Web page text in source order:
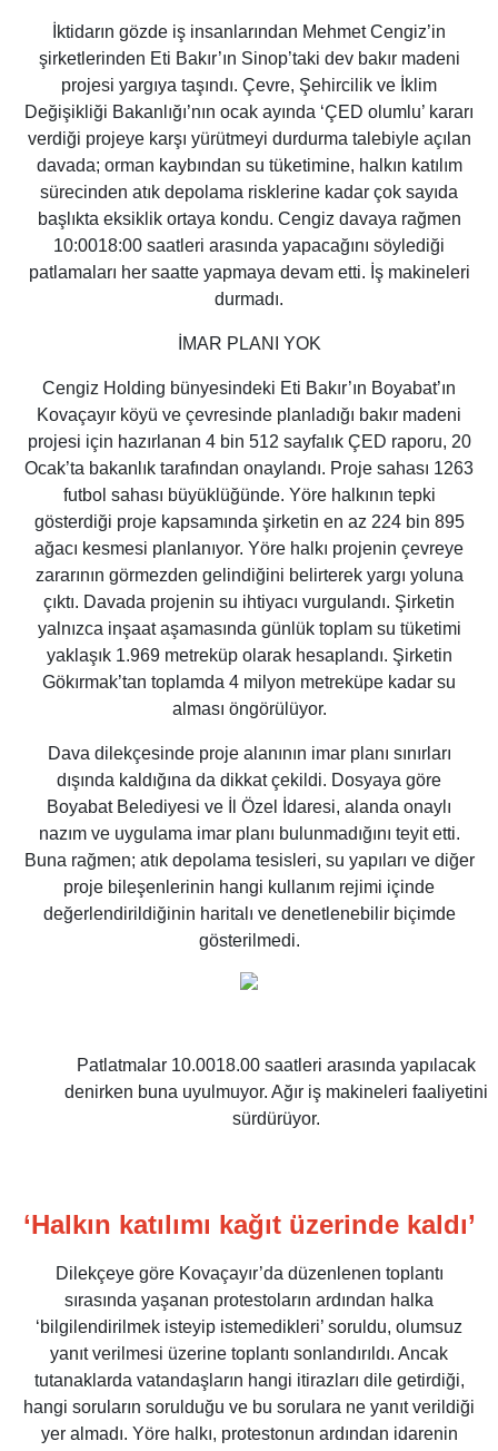
İktidarın gözde iş insanlarından Mehmet Cengiz’in
şirketlerinden Eti Bakır’ın Sinop’taki dev bakır madeni
projesi yargıya taşındı. Çevre, Şehircilik ve İklim
Değişikliği Bakanlığı’nın ocak ayında ‘ÇED olumlu’ kararı
verdiği projeye karşı yürütmeyi durdurma talebiyle açılan
davada; orman kaybından su tüketimine, halkın katılım
sürecinden atık depolama risklerine kadar çok sayıda
başlıkta eksiklik ortaya kondu. Cengiz davaya rağmen
10:0018:00 saatleri arasında yapacağını söylediği
patlamaları her saatte yapmaya devam etti. İş makineleri
durmadı.
İMAR PLANI YOK
Cengiz Holding bünyesindeki Eti Bakır’ın Boyabat’ın
Kovaçayır köyü ve çevresinde planladığı bakır madeni
projesi için hazırlanan 4 bin 512 sayfalık ÇED raporu, 20
Ocak’ta bakanlık tarafından onaylandı. Proje sahası 1263
futbol sahası büyüklüğünde. Yöre halkının tepki
gösterdiği proje kapsamında şirketin en az 224 bin 895
ağacı kesmesi planlanıyor. Yöre halkı projenin çevreye
zararının görmezden gelindiğini belirterek yargı yoluna
çıktı. Davada projenin su ihtiyacı vurgulandı. Şirketin
yalnızca inşaat aşamasında günlük toplam su tüketimi
yaklaşık 1.969 metreküp olarak hesaplandı. Şirketin
Gökırmak’tan toplamda 4 milyon metreküpe kadar su
alması öngörülüyor.
Dava dilekçesinde proje alanının imar planı sınırları
dışında kaldığına da dikkat çekildi. Dosyaya göre
Boyabat Belediyesi ve İl Özel İdaresi, alanda onaylı
nazım ve uygulama imar planı bulunmadığını teyit etti.
Buna rağmen; atık depolama tesisleri, su yapıları ve diğer
proje bileşenlerinin hangi kullanım rejimi içinde
değerlendirildiğinin haritalı ve denetlenebilir biçimde
gösterilmedi.
Patlatmalar 10.0018.00 saatleri arasında yapılacak
denirken buna uyulmuyor. Ağır iş makineleri faaliyetini
sürdürüyor.
‘Halkın katılımı kağıt üzerinde kaldı’
Dilekçeye göre Kovaçayır’da düzenlenen toplantı
sırasında yaşanan protestoların ardından halka
‘bilgilendirilmek isteyip istemedikleri’ soruldu, olumsuz
yanıt verilmesi üzerine toplantı sonlandırıldı. Ancak
tutanaklarda vatandaşların hangi itirazları dile getirdiği,
hangi soruların sorulduğu ve bu sorulara ne yanıt verildiği
yer almadı. Yöre halkı, protestonun ardından idarenin